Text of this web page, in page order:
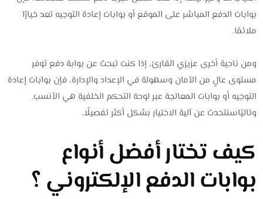
بوابات الدفع المباشر على الموقع أو بوابات إعادة التوجيه تعد خيارًا
ملائمًا.
ومن ناحية أخرى عزيزي القارئ، إذا كنت تبحث عن بوابة دفع توفر
مستوى عالٍ من الأمان وسهولة في الإعداد والإدارة، فإن بوابات إعادة
التوجيه أو بوابات المعالجة عبر لوحة التحكم الخلفية هي الأنسب.
وتاليًاسنتحدث عن آلية الاختيار بشكل أكثر تفصيلًا.
كيف تختار أفضل أنواع
بوابات الدفع الإلكتروني ؟